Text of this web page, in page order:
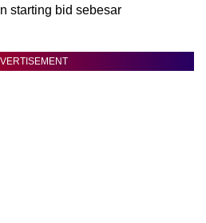
starting bid sebesar